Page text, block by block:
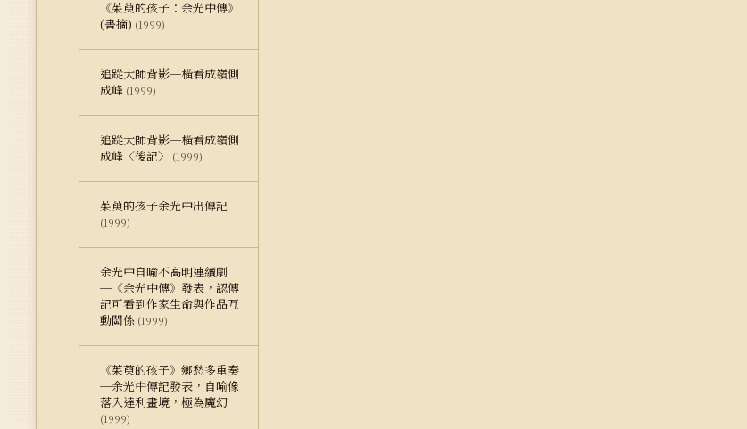
《茱萸的孩子：余光中傳》
(書摘) (1999)
追踨大師背影─橫看成嶺側
成峰 (1999)
追踨大師背影─橫看成嶺側
成峰〈後記〉
(1999)
茱萸的孩子余光中出傳記
(1999)
余光中自喻不高明連續劇
─《余光中傳》發表，認傳
記可看到作家生命與作品互
動關係 (1999)
《茱萸的孩子》鄉愁多重奏
─余光中傳記發表，自喻像
落入達利畫境，極為魔幻
(1999)